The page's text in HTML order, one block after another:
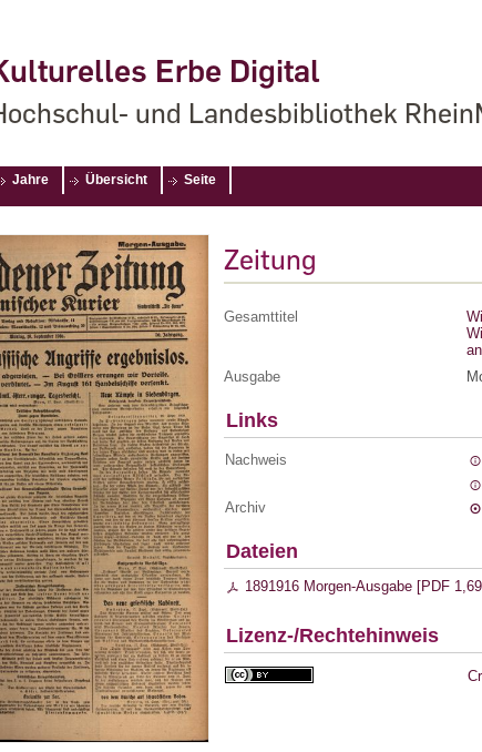
Erbe Digital
und Landesbibliothek
Jahre Übersicht Seite
Zeitung
Gesamttitel
Ausgabe
Links
Nachweis
Archiv
Dateien
1891916 Morgen-Ausgabe [PDF
Lizenz-/Rechtehinweis